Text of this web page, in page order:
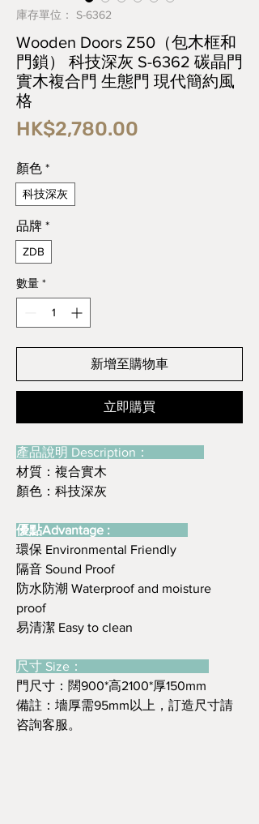
庫存單位： S-6362
Wooden Doors Z50（包木框和
門鎖） 科技深灰 S-6362 碳晶門
實木複合門 生態門 現代簡約風
格
HK$2,780.00
顏色 *
科技深灰
品牌 *
ZDB
數量 *
新增至購物車
立即購買
產品說明 Description：
材質：複合實木
顏色：科技深灰
優點Advantage :
環保 Environmental Friendly
隔音 Sound Proof
防水防潮 Waterproof and moisture
proof
易清潔 Easy to clean
尺寸 Size：
門尺寸：闊900*高2100*厚150mm
備註：墻厚需95mm以上，訂造尺寸請
咨詢客服。